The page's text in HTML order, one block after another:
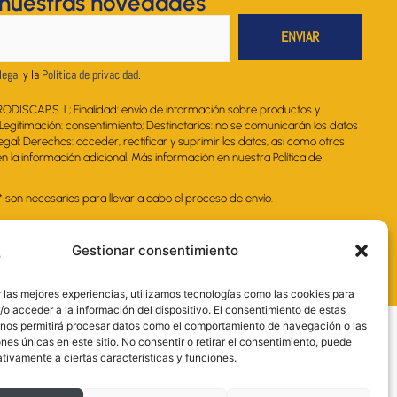
Gestionar consentimiento
las mejores experiencias, utilizamos tecnologías como las cookies para
o acceder a la información del dispositivo. El consentimiento de estas
permitirá procesar datos como el comportamiento de navegación o las
únicas en este sitio. No consentir o retirar el consentimiento, puede
a ciertas características y funciones.
r
o
i
e
p
y la Política de privacidad.
L; Finalidad: envío de información sobre productos y
consentimiento; Destinatarios: no se comunicarán los datos
Derechos: acceder, rectificar y suprimir los datos, así como otros
la información adicional. Más información en nuestra Política de
necesarios para llevar a cabo el proceso de envío.